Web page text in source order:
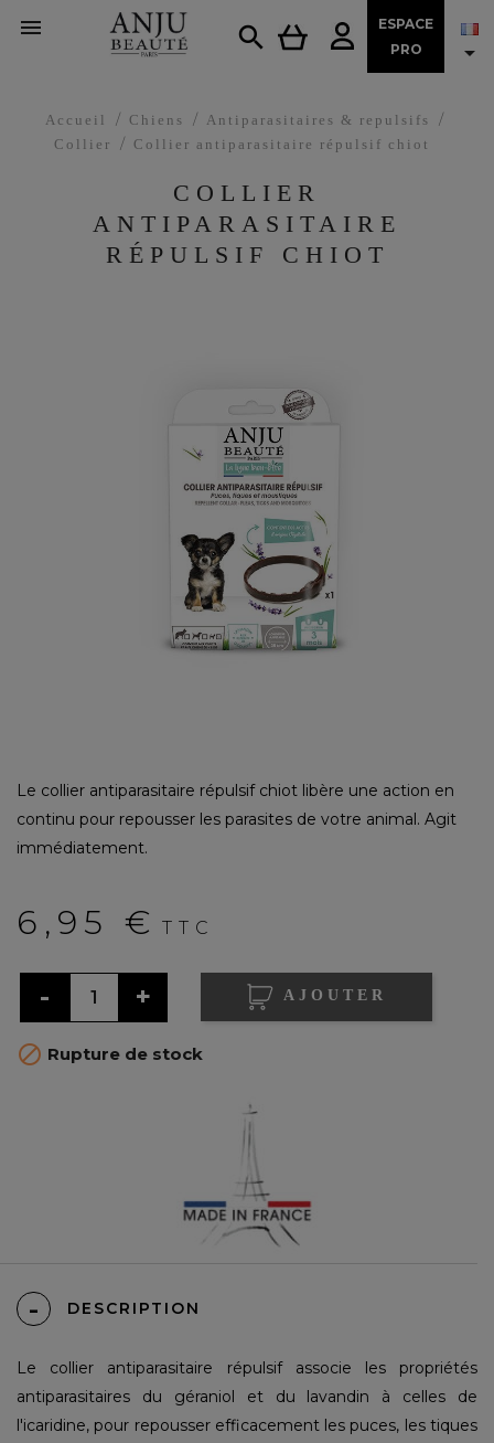


ESPACE
PRO

Accueil Chiens
Antiparasitaires & repulsifs
Collier
Collier antiparasitaire répulsif chiot
COLLIER
ANTIPARASITAIRE
RÉPULSIF CHIOT
Le collier antiparasitaire répulsif chiot libère une action en
continu pour repousser les parasites de votre animal. Agit
immédiatement.
6,95 € TTC
AJOUTER
 Rupture de stock
DESCRIPTION
Le collier antiparasitaire répulsif associe les propriétés
antiparasitaires du géraniol et du lavandin à celles de
l'icaridine, pour repousser efficacement les puces, les tiques